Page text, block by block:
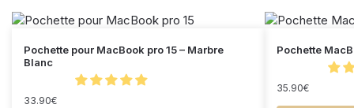
Pochette pour MacBook pro 15 – Marbre
Blanc
33.90€
Pochette
35.90€